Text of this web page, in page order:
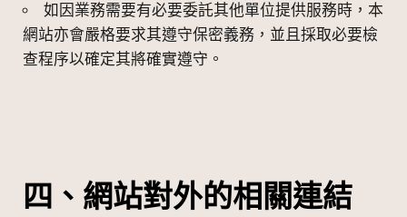
如因業務需要有必要委託其他單位提供服務時，本
網站亦會嚴格要求其遵守保密義務，並且採取必要檢
查程序以確定其將確實遵守。
四、網站對外的相關連結